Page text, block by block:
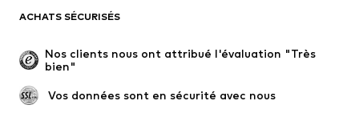
Occasions spéciales
Exclusif
Remise à neuf
ACHATS SÉCURISÉS
Nos clients nous ont attribué l'évaluation "Très
bien"
Vos données sont en sécurité avec nous